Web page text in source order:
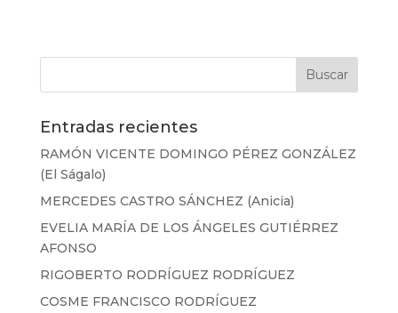
Entradas recientes
RAMÓN VICENTE DOMINGO PÉREZ GONZÁLEZ
(El Ságalo)
MERCEDES CASTRO SÁNCHEZ (Anicia)
EVELIA MARÍA DE LOS ÁNGELES GUTIÉRREZ
AFONSO
RIGOBERTO RODRÍGUEZ RODRÍGUEZ
COSME FRANCISCO RODRÍGUEZ